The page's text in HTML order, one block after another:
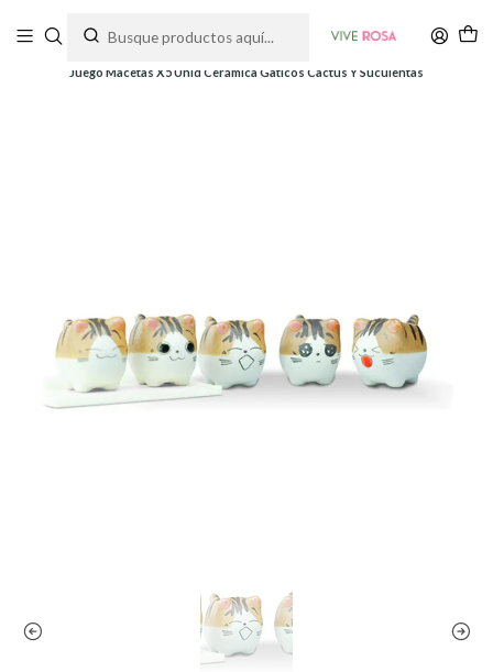
Juego Macetas X5 Unid Cerámica Gaticos Cactus Y Suculentas